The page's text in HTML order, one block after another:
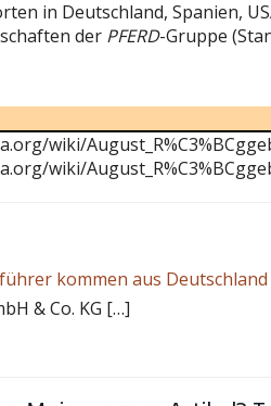
in Deutschland, Spanien,
der PFERD-Gruppe
wiki/
wiki/
kommen aus
& Co. KG […]